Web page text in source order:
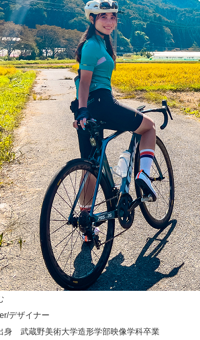
デザイナー
身 武蔵野美術大学造形学部映像学科卒業